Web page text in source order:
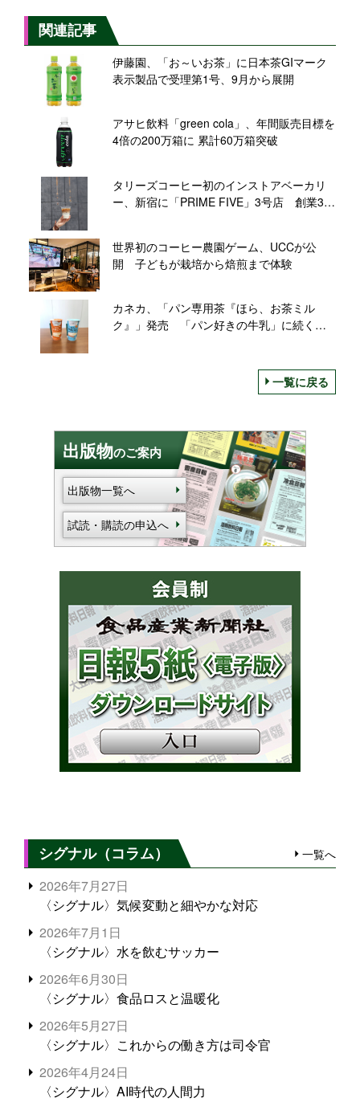
関連記事
伊藤園、「お～いお茶」に日本茶GIマーク
表示製品で受理第1号、9月から展開
アサヒ飲料「green cola」、年間販売目標を
4倍の200万箱に 累計60万箱突破
タリーズコーヒー初のインストアベーカリ
ー、新宿に「PRIME FIVE」3号店 創業30
世界初のコーヒー農園ゲーム、UCCが公
開 子どもが栽培から焙煎まで体験
カネカ、「パン専用茶『ほら、お茶ミル
ク』」発売 「パン好きの牛乳」に続く新
一覧に戻る
出版物のご案内
出版物一覧へ
試読・購読の申込へ
シグナル（コラム） 一覧へ
2026年7月27日
〈シグナル〉気候変動と細やかな対応
2026年7月1日
〈シグナル〉水を飲むサッカー
2026年6月30日
〈シグナル〉食品ロスと温暖化
2026年5月27日
〈シグナル〉これからの働き方は司令官
2026年4月24日
〈シグナル〉AI時代の人間力